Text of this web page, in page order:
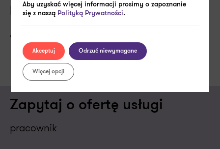
Monika Żukowska
Asystent ds. marketingu
Zapytaj o ofertę usługi
pracownik
Aby uzyskać więcej informacji prosimy o zapoznanie
się z naszą Polityką Prywatności.
Akceptuj Odrzuć niewymagane
Więcej opcji